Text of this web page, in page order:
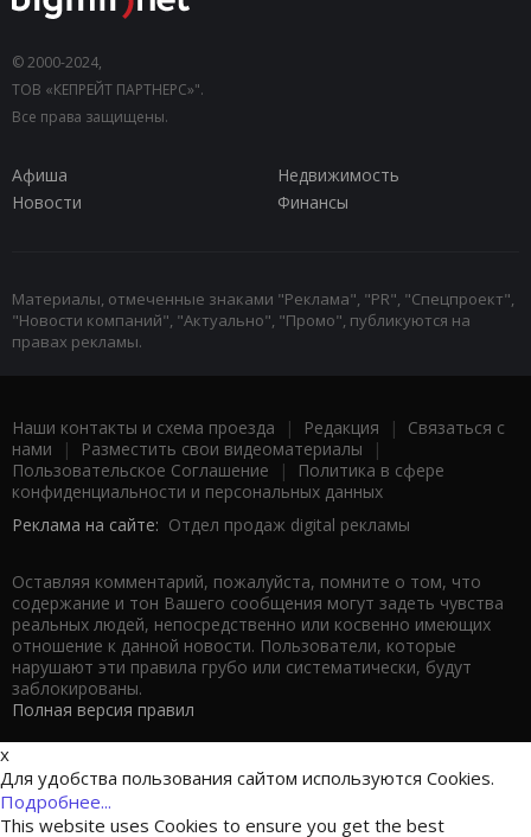
© 2000-2024,
ТОВ «КЕПРЕЙТ ПАРТНЕРС»".
Все права защищены.
Афиша
Недвижимость
Новости
Финансы
Материалы, отмеченные знаками "Реклама", "PR", "Спецпроект",
"Новости компаний", "Актуально", "Промо", публикуются на
правах рекламы.
Наши контакты и схема проезда | Редакция | Связаться с
нами | Разместить свои видеоматериалы |
Пользовательское Соглашение |
Политика в сфере
конфиденциальности и персональных данных
Реклама на сайте: Отдел продаж digital рекламы
Оставляя комментарий, пожалуйста, помните о том, что
содержание и тон Вашего сообщения могут задеть чувства
реальных людей, непосредственно или косвенно имеющих
отношение к данной новости. Пользователи, которые
нарушают эти правила грубо или систематически, будут
заблокированы.
Полная версия правил
x
Для удобства пользования сайтом используются Cookies.
Подробнее...
This website uses Cookies to ensure you get the best